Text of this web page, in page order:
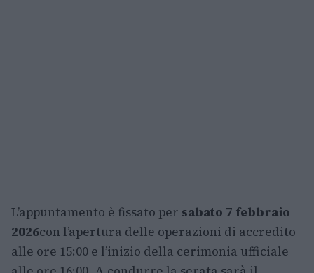
L’appuntamento è fissato per sabato 7 febbraio
2026con l’apertura delle operazioni di accredito
alle ore 15:00 e l’inizio della cerimonia ufficiale